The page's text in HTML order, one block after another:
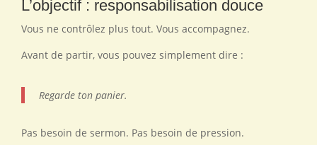
L’objectif : responsabilisation douce
Vous ne contrôlez plus tout. Vous accompagnez.
Avant de partir, vous pouvez simplement dire :
Regarde ton panier.
Pas besoin de sermon. Pas besoin de pression.